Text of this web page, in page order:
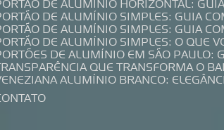
PORTÃO DE ALUMÍNIO SIMPLES: GUIA
PORTÃO DE ALUMÍNIO SIMPLES: GUIA
PORTÃO DE ALUMÍNIO SIMPLES: O QUE
PORTÕES DE ALUMÍNIO EM SÃO PAULO:
TRANSPARÊNCIA QUE TRANSFORMA O
VENEZIANA ALUMÍNIO BRANCO:
CONTATO